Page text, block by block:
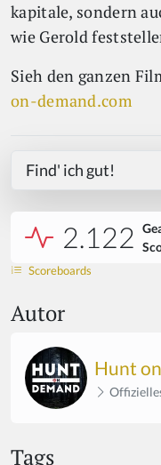
kapitale, sondern
wie Gerold
Sieh den ganzen
on-demand.com
Find' ich gut!
2.122
Scoreboards
Autor
Hunt
Tags